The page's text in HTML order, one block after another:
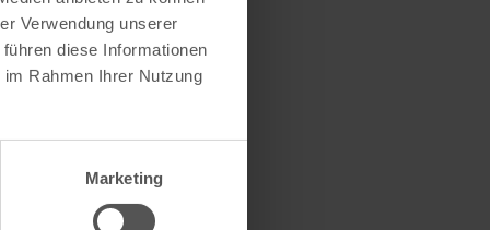
Verwendung unserer
diese Informationen
Rahmen Ihrer Nutzung
Marketing